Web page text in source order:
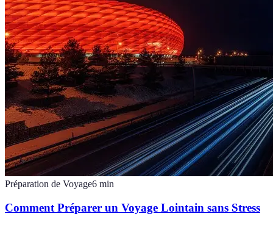
Préparation de Voyage6 min
Comment Préparer un Voyage Lointain sans Stress